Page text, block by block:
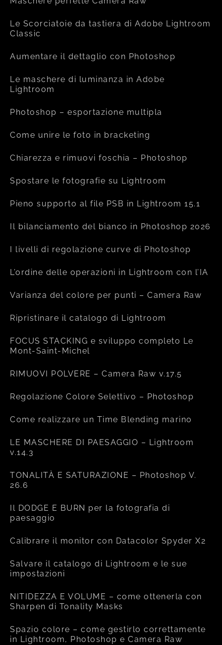
Le Scorciatoie da tastiera di Adobe Lightroom
Classic
Aumentare il dettaglio con Photoshop
Le maschere di luminanza in Adobe
Lightroom
Photoshop – esportazione multipla
Come unire le foto in bracketing
Chiarezza e rimuovi foschia – Photoshop
Spostare le fotografie su Lightroom
Pieno supporto al file PSB in Lightroom 15.1
Il bilanciamento del bianco in Photoshop 2026
I livelli di regolazione curve di Photoshop
L’ordine delle operazioni in Lightroom con l’IA
Varianza del colore per punti – Camera Raw
Ripristinare il catalogo di Lightroom
FOCUS STACKING e sviluppo completo Le
Mont-Saint-Michel
RIMUOVI POLVERE – Camera Raw v.17.5
Regolazione Colore Selettivo – Photoshop
Come realizzare un Time Blending marino
LE MASCHERE DI PAESAGGIO – Lightroom
v.14.3
TONALITÀ E SATURAZIONE – Photoshop V.
26.6
Il DODGE E BURN per la fotografia di
paesaggio
Calibrare il monitor con Datacolor Spyder X2
Salvare il catalogo di Lightroom e le sue
impostazioni
NITIDEZZA E VOLUME – come ottenerla con
Sharpen di Tonality Masks
Spazio colore – come gestirlo correttamente
in Lightroom, Photoshop e Camera Raw